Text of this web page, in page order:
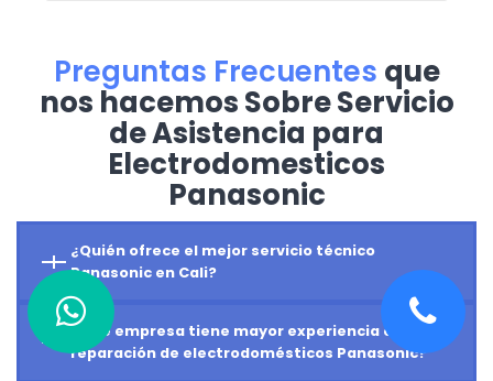
Preguntas Frecuentes que
nos hacemos Sobre Servicio
de Asistencia para
Electrodomesticos
Panasonic
¿Quién ofrece el mejor servicio técnico
Panasonic en Cali?
¿Qué empresa tiene mayor experiencia en
reparación de electrodomésticos Panasonic?